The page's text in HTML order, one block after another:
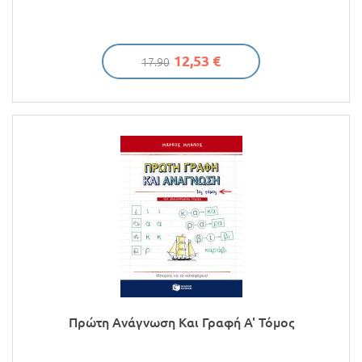
17.90 12,53 €
Πρώτη Ανάγνωση Και Γραφή Α' Τόμος